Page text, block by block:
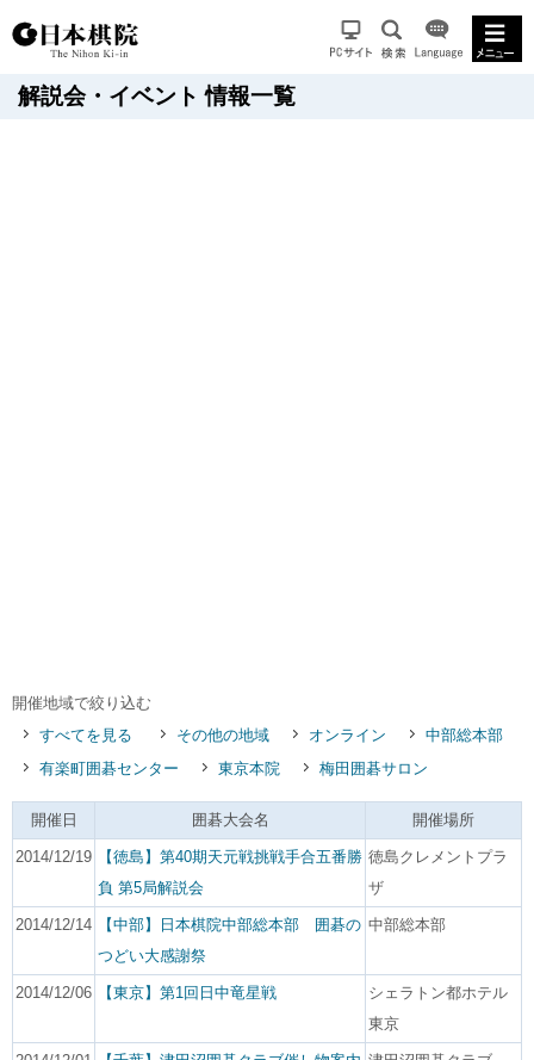
解説会・イベント 情報一覧
開催地域で絞り込む
すべてを見る
その他の地域 オンライン
中部総本部
有楽町囲碁センター
東京本院 梅田囲碁サロン
開催日 囲碁大会名 開催場所
2014/12/19
【徳島】第40期天元戦挑戦手合五番勝
負 第5局解説会
徳島クレメントプラ
ザ
2014/12/14
【中部】日本棋院中部総本部 囲碁の
つどい大感謝祭
中部総本部
2014/12/06 【東京】第1回日中竜星戦
シェラトン都ホテル
東京